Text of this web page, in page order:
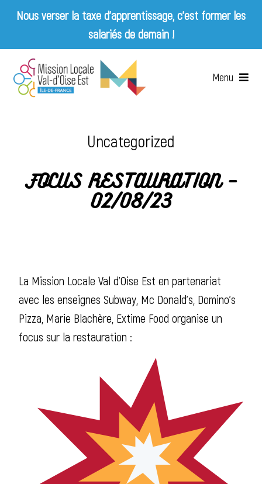
Nous verser la taxe d’apprentissage, c’est former les
salariés de demain !
content
Menu
Qui sommes-nous ?
Services
Uncategorized
FOCUS RESTAURATION –
02/08/23
La Mission Locale Val d’Oise Est en partenariat
avec les enseignes Subway, Mc Donald’s, Domino’s
Pizza, Marie Blachère, Extime Food organise un
focus sur la restauration :